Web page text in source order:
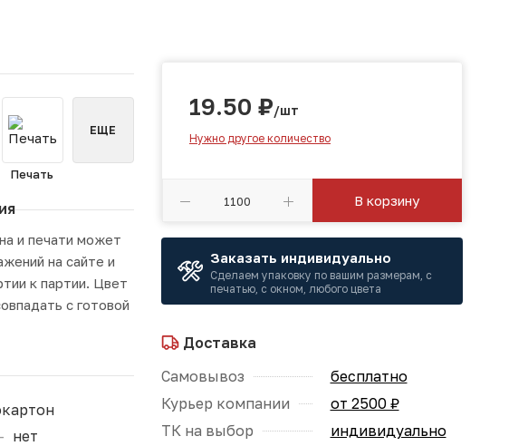
Печать
ЕЩЕ
и печати может
на сайте и
к партии. Цвет
с готовой
нет
19.50 ₽/шт
Нужно другое количество
В корзину
Заказать индивидуально
Сделаем упаковку по вашим размерам, с
печатью, с окном, любого цвета
Доставка
Самовывоз
бесплатно
Курьер компании
от 2500 ₽
ТК на выбор
индивидуально